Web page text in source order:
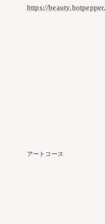
https://
アートコース